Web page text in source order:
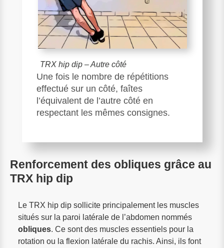
TRX hip dip – Autre côté
Une fois le nombre de répétitions
effectué sur un côté, faîtes
l’équivalent de l’autre côté en
respectant les mêmes consignes.
Renforcement des obliques grâce au
TRX hip dip
Le TRX hip dip sollicite principalement les muscles
situés sur la paroi latérale de l’abdomen nommés
obliques. Ce sont des muscles essentiels pour la
rotation ou la flexion latérale du rachis. Ainsi, ils font